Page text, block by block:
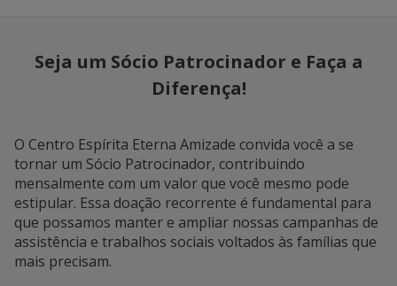
Seja um Sócio Patrocinador e Faça a
Diferença!
O Centro Espírita Eterna Amizade convida você a se
tornar um Sócio Patrocinador, contribuindo
mensalmente com um valor que você mesmo pode
estipular. Essa doação recorrente é fundamental para
que possamos manter e ampliar nossas campanhas de
assistência e trabalhos sociais voltados às famílias que
mais precisam.